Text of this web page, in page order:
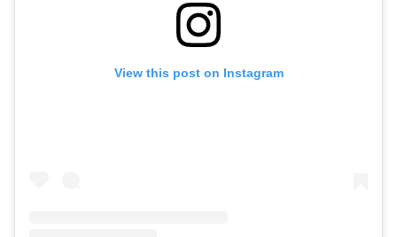
View this post on Instagram